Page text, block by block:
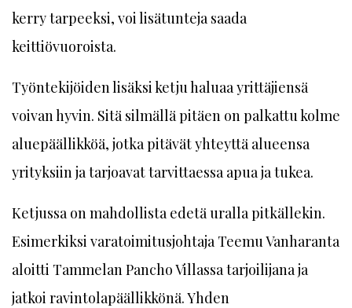
kerry tarpeeksi, voi lisätunteja saada
keittiövuoroista.
Työntekijöiden lisäksi ketju haluaa yrittäjiensä
voivan hyvin. Sitä silmällä pitäen on palkattu kolme
aluepäällikköä, jotka pitävät yhteyttä alueensa
yrityksiin ja tarjoavat tarvittaessa apua ja tukea.
Ketjussa on mahdollista edetä uralla pitkällekin.
Esimerkiksi varatoimitusjohtaja Teemu Vanharanta
aloitti Tammelan Pancho Villassa tarjoilijana ja
jatkoi ravintolapäällikkönä. Yhden